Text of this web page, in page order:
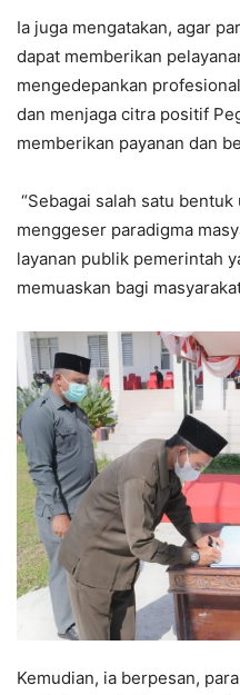
Ia juga mengatakan, agar
dapat memberikan
mengedepankan
dan menjaga citra positif
memberikan payanan dan
“Sebagai salah satu
menggeser paradigma
layanan publik pemerintah
memuaskan bagi
Kemudian, ia berpesan,